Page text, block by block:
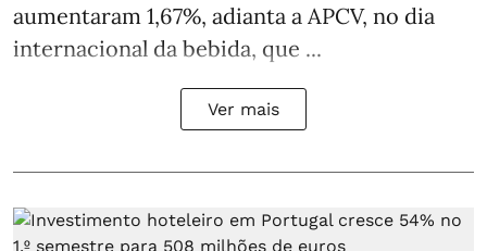
aumentaram 1,67%, adianta a APCV, no dia
internacional da bebida, que ...
Ver mais